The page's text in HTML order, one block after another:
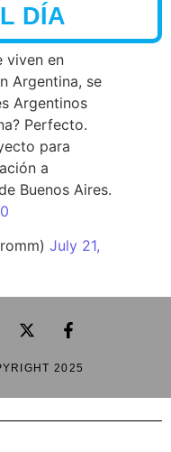
DÍA
viven en
Argentina, se
Argentinos
Perfecto.
para
a
Buenos Aires.
July 21,
2025